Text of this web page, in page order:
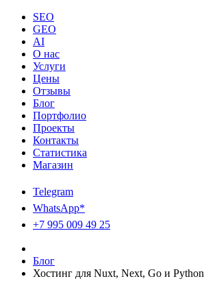
SEO
GEO
AI
О нас
Услуги
Цены
Отзывы
Блог
Портфолио
Проекты
Контакты
Статистика
Магазин
Telegram
WhatsApp*
+7 995 009 49 25
Блог
Хостинг для Nuxt, Next, Go и Python